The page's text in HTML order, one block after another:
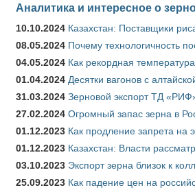
Аналитика и интересное о
10.10.2024 Казахстан: Поставщики
08.05.2024 Почему технологичность
04.05.2024 Как рекордная
01.04.2024 Десятки вагонов с
31.03.2024 Зерновой экспорт ТД
27.02.2024 Огромный запас зерна в
01.12.2023 Как продление запрета на
01.12.2023 Казахстан: Власти
03.10.2023 Экспорт зерна близок к
25.09.2023 Как падение цен на